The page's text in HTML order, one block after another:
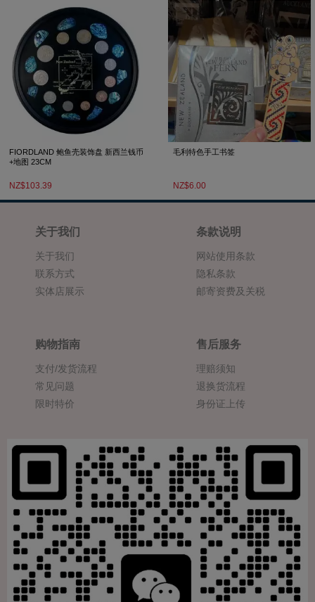
FIORDLAND 鲍鱼壳装饰盘 新西兰钱币
+地图 23CM
NZ$103.39
毛利特色手工书签
NZ$6.00
关于我们
关于我们
联系方式
实体店展示
条款说明
网站使用条款
隐私条款
邮寄资费及关税
购物指南
支付/发货流程
常见问题
限时特价
售后服务
理赔须知
退换货流程
身份证上传